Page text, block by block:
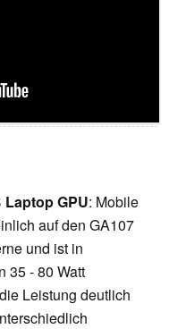
Laptop GPU: Mobile
auf den GA107
und ist in
35 - 80 Watt
Leistung deutlich